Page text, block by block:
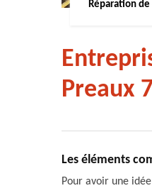
Réparation
Preaux
Les éléments
Pour avoir une